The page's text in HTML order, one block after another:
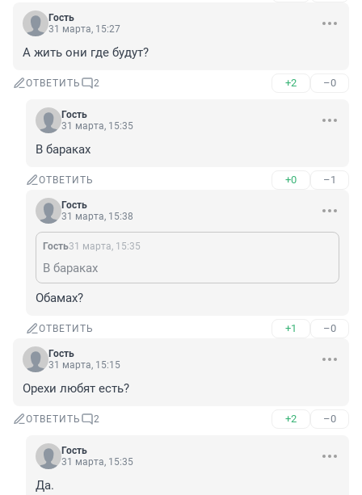
Гость
31 марта, 15:27
А жить они где будут?
ОТВЕТИТЬ 2 +2 –0
Гость
31 марта, 15:35
В бараках
ОТВЕТИТЬ +0 –1
Гость
31 марта, 15:38
Гость31 марта, 15:35
В бараках
Обамах?
ОТВЕТИТЬ +1 –0
Гость
31 марта, 15:15
Орехи любят есть?
ОТВЕТИТЬ 2 +2 –0
Гость
31 марта, 15:35
Да.